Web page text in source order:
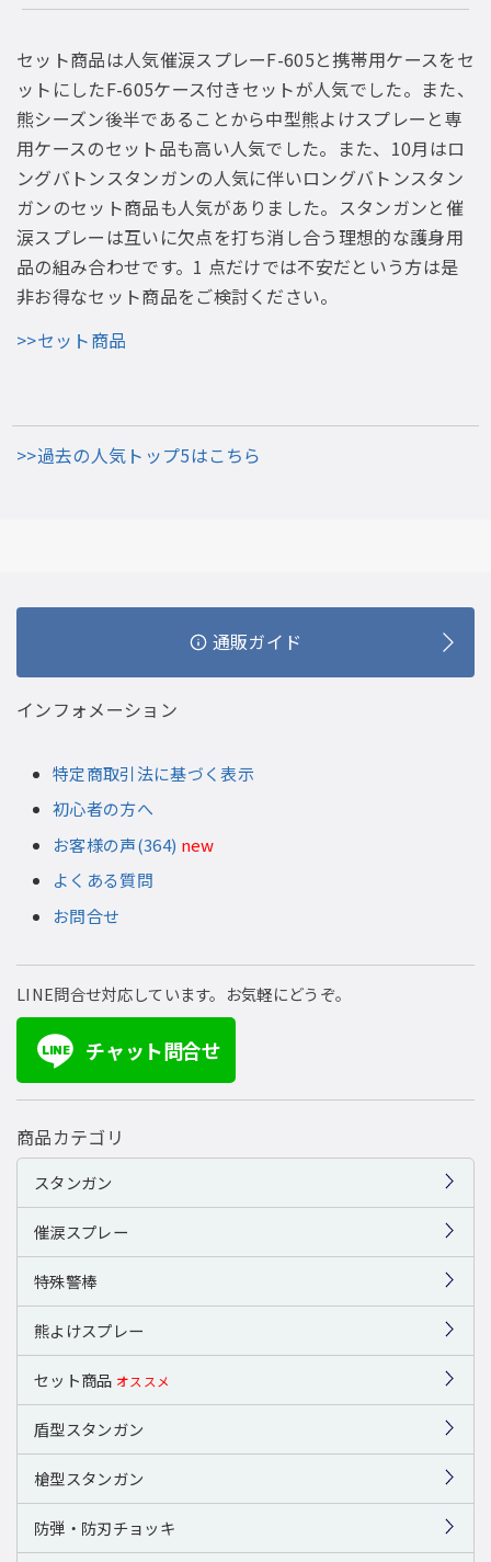
セット商品は人気催涙スプレーF-605と携帯用ケースをセ
ットにしたF-605ケース付きセットが人気でした。また、
熊シーズン後半であることから中型熊よけスプレーと専
用ケースのセット品も高い人気でした。また、10月はロ
ングバトンスタンガンの人気に伴いロングバトンスタン
ガンのセット商品も人気がありました。スタンガンと催
涙スプレーは互いに欠点を打ち消し合う理想的な護身用
品の組み合わせです。1 点だけでは不安だという方は是
非お得なセット商品をご検討ください。
>>セット商品
>>過去の人気トップ5はこちら
通販ガイド
インフォメーション
特定商取引法に基づく表示
初心者の方へ
お客様の声(364) new
よくある質問
お問合せ
LINE問合せ対応しています。お気軽にどうぞ。
LINE チャット問合せ
商品カテゴリ
スタンガン
催涙スプレー
特殊警棒
熊よけスプレー
セット商品 オススメ
盾型スタンガン
槍型スタンガン
防弾・防刃チョッキ